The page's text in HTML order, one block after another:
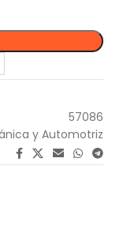
57086
y Automotriz